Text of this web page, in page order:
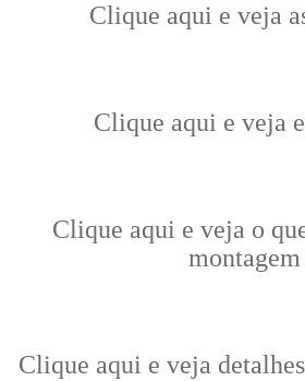
Clique aqui e veja
Clique aqui e veja
Clique aqui e veja o
montagem
Clique aqui e veja